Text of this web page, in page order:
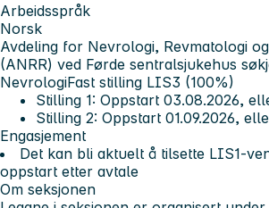
Arbeidsspråk
Norsk
Avdeling for Nevrologi, Revmatologi
(ANRR) ved Førde sentralsjukehus
NevrologiFast stilling LIS3 (100%)
Stilling 1: Oppstart 03.08.2026,
Stilling 2: Oppstart 01.09.2026,
Engasjement
Det kan bli aktuelt å tilsette LIS1-
oppstart etter avtale
Om seksjonen